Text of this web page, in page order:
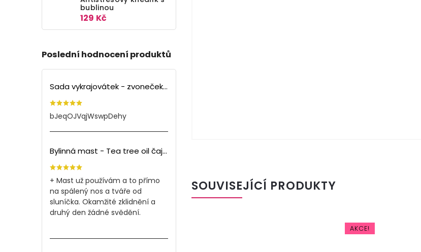
bublinou
129 Kč
Poslední hodnocení produktů
Sada vykrajovátek - zvoneček (3ks)
bJeqOJVqjWswpDehy
Bylinná mast - Tea tree oil čajovník (150ml)
+ Mast už používám a to přímo
na spálený nos a tváře od
sluníčka. Okamžité zklidnění a
druhý den žádné svědění.
SOUVISEJÍCÍ PRODUKTY
AKCE!